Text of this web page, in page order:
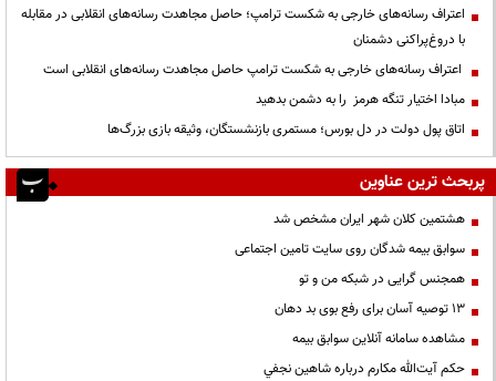
اعتراف رسانه‌های خارجی به شکست ترامپ؛ حاصل مجاهدت رسانه‌های انقلابی در مقابله
با دروغ‌پراکنی دشمنان
اعتراف رسانه‌های خارجی به شکست ترامپ حاصل مجاهدت رسانه‌های انقلابی است
مبادا اختیار تنگه هرمز را به دشمن بدهید
اتاق پول دولت در دل بورس؛ مستمری بازنشستگان، وثیقه بازی بزرگ‌ها
پربحث ترین عناوین
هشتمین کلان شهر ایران مشخص شد
سوابق بیمه شدگان روی سایت تامین اجتماعی
همجنس گرایی در شبکه من و تو
13 توصیه آسان برای رفع بوی بد دهان
مشاهده سامانه آنلاين سوابق بیمه
حكم آيت‌الله مكارم درباره شاهين نجفي